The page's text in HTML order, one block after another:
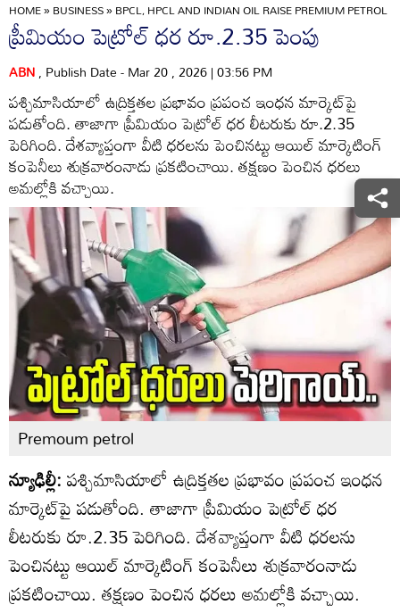
HOME»BUSINESS»BPCL, HPCL AND INDIAN OIL RAISE PREMIUM PETROL
ప్రీమియం పెట్రోల్ ధర రూ.2.35 పెంపు
ABN, Publish Date - Mar 20 , 2026 | 03:56 PM
పశ్చిమాసియాలో ఉద్రిక్తతల ప్రభావం ప్రపంచ ఇంధన మార్కెట్‌పై
పడుతోంది. తాజాగా ప్రీమియం పెట్రోల్ ధర లీటరుకు రూ.2.35
పెరిగింది. దేశవ్యాప్తంగా వీటి ధరలను పెంచినట్టు ఆయిల్ మార్కెటింగ్
కంపెనీలు శుక్రవారంనాడు ప్రకటించాయి. తక్షణం పెంచిన ధరలు
అమల్లోకి వచ్చాయి.
Premoum petrol
న్యూఢిల్లీ:పశ్చిమాసియాలో ఉద్రిక్తతల ప్రభావం ప్రపంచ ఇంధన
మార్కెట్‌పై పడుతోంది. తాజాగా ప్రీమియం పెట్రోల్ ధర
లీటరుకు రూ.2.35 పెరిగింది. దేశవ్యాప్తంగా వీటి ధరలను
పెంచినట్టు ఆయిల్ మార్కెటింగ్ కంపెనీలు శుక్రవారంనాడు
ప్రకటించాయి. తక్షణం పెంచిన ధరలు అమల్లోకి వచ్చాయి.